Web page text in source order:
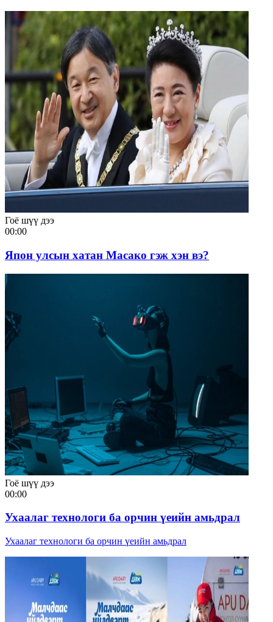
Гоё шүү дээ
00:00
Япон улсын хатан Масако гэж хэн вэ?
Гоё шүү дээ
00:00
Ухаалаг технологи ба орчин үеийн амьдрал
Ухаалаг технологи ба орчин үеийн амьдрал